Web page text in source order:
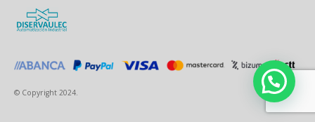
© Copyright 2024.